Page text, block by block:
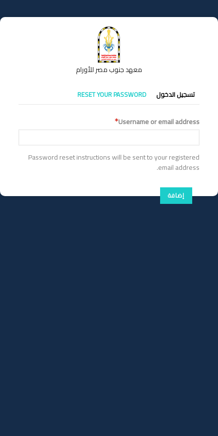
إلى
المحتوى
معهد جنوب مصر للأورام
التبويبات
الأساسية
تسجيل الدخول RESET YOUR PASSWORD
Username or email address
Password reset instructions will be sent to your registered
email address.